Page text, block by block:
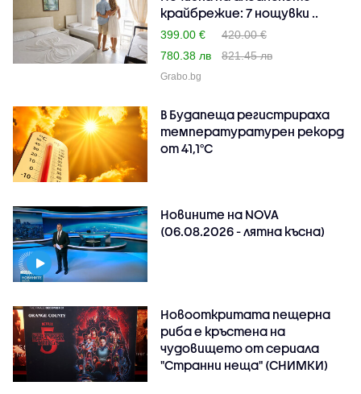
крайбрежие: 7 нощувки ..
399.00 €
420.00 €
780.38 лв
821.45 лв
Grabo.bg
В Будапеща регистрираха
температуратурен рекорд
от 41,1°C
Новините на NOVA
(06.08.2026 - лятна късна)
Новооткритата пещерна
риба е кръстена на
чудовището от сериала
"Странни неща" (СНИМКИ)